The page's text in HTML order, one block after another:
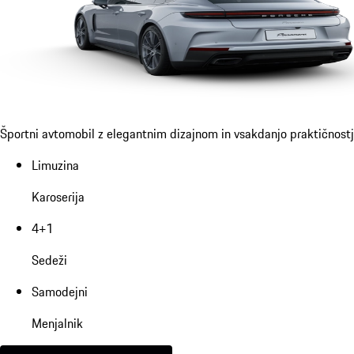
Športni avtomobil z elegantnim dizajnom in vsakdanjo
Limuzina
Karoserija
4+1
Sedeži
Samodejni
Menjalnik